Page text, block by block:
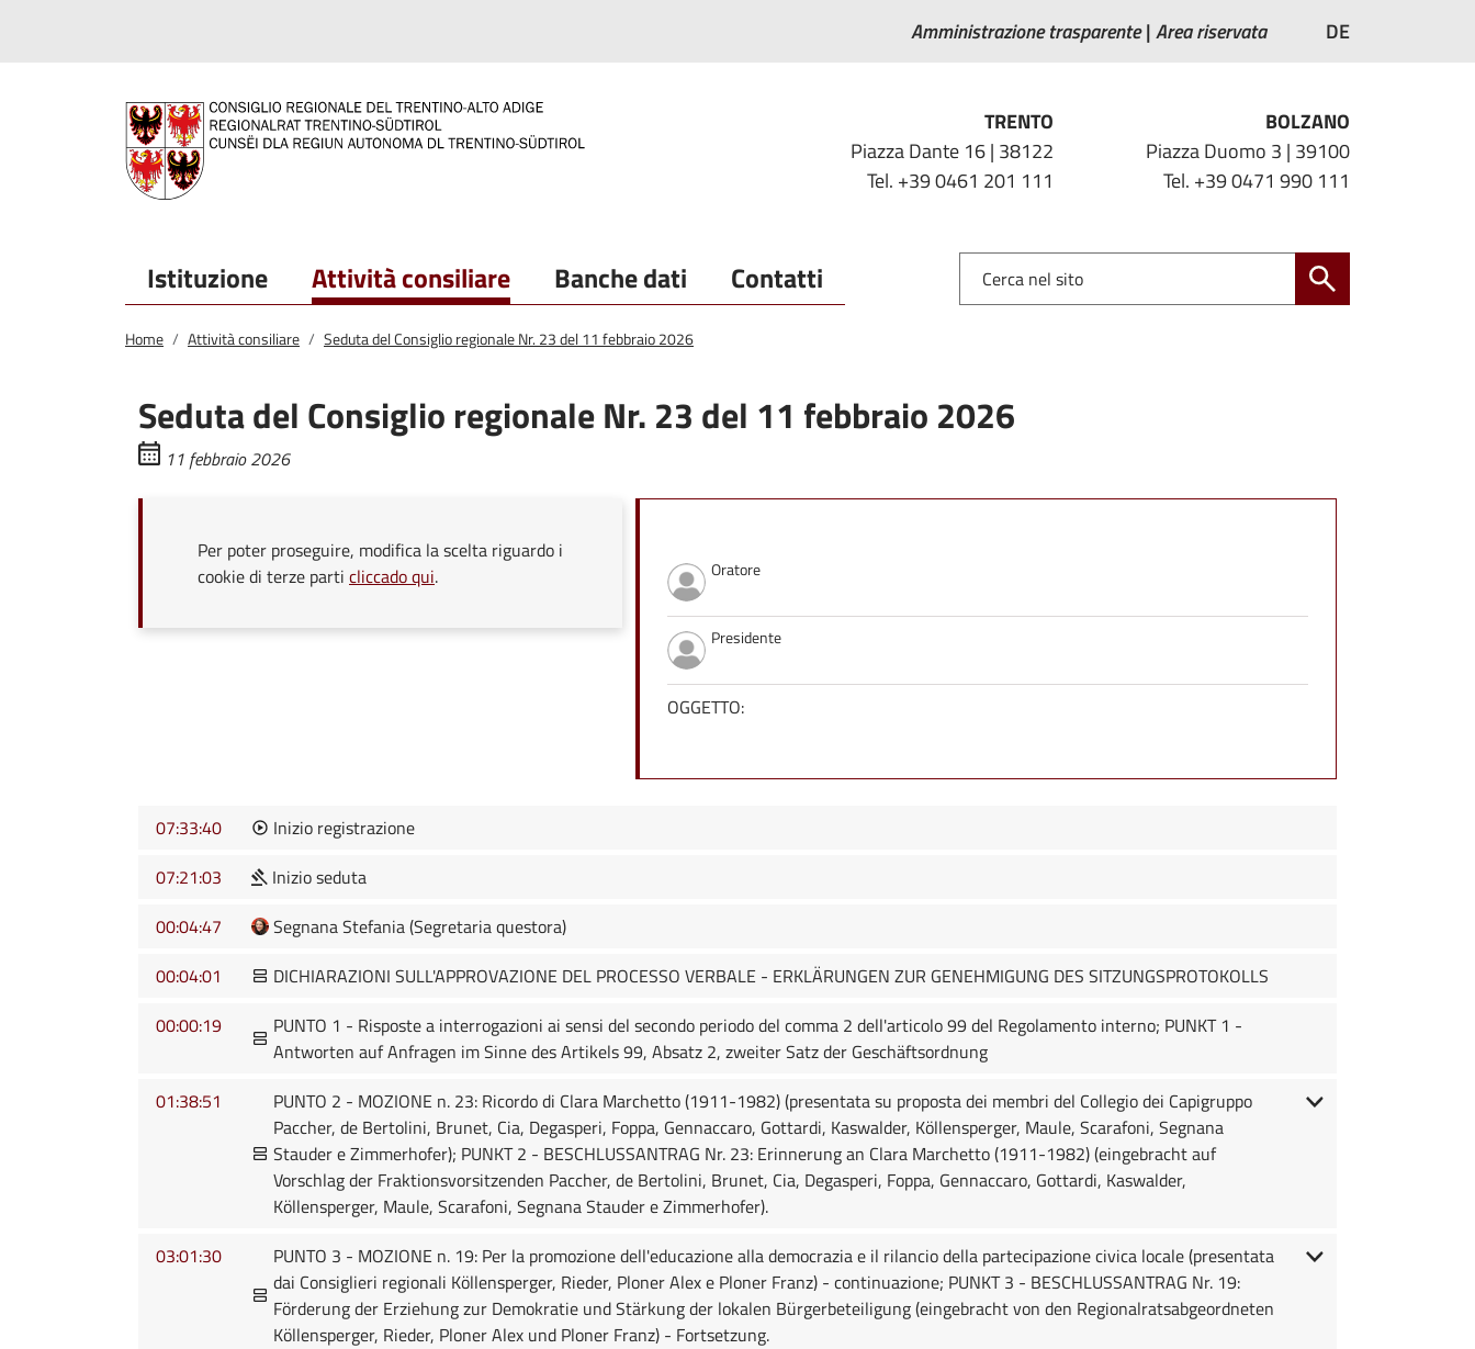
Amministrazione trasparente Area riservata DE
TRENTO
Piazza Dante 16 | 38122
Tel. +39 0461 201 111
BOLZANO
Piazza Duomo 3 | 39100
Tel. +39 0471 990 111
Istituzione Attività consiliare Banche dati Contatti
Home Attività consiliare Seduta del Consiglio regionale Nr. 23 del 11 febbraio 2026
Seduta del Consiglio regionale Nr. 23 del 11 febbraio 2026
11 febbraio 2026
Per poter proseguire, modifica la scelta riguardo i
cookie di terze parti cliccado qui. Oratore
Presidente
OGGETTO:
07:33:40
Inizio registrazione
07:21:03
Inizio seduta
00:04:47
Segnana Stefania (Segretaria questora)
00:04:01
DICHIARAZIONI SULL'APPROVAZIONE DEL PROCESSO VERBALE - ERKLÄRUNGEN ZUR GENEHMIGUNG DES SITZUNGSPROTOKOLLS
00:00:19
PUNTO 1 - Risposte a interrogazioni ai sensi del secondo periodo del comma 2 dell'articolo 99 del Regolamento interno; PUNKT 1 -
Antworten auf Anfragen im Sinne des Artikels 99, Absatz 2, zweiter Satz der Geschäftsordnung
01:38:51
PUNTO 2 - MOZIONE n. 23: Ricordo di Clara Marchetto (1911-1982) (presentata su proposta dei membri del Collegio dei Capigruppo
Paccher, de Bertolini, Brunet, Cia, Degasperi, Foppa, Gennaccaro, Gottardi, Kaswalder, Köllensperger, Maule, Scarafoni, Segnana
Stauder e Zimmerhofer); PUNKT 2 - BESCHLUSSANTRAG Nr. 23: Erinnerung an Clara Marchetto (1911-1982) (eingebracht auf
Vorschlag der Fraktionsvorsitzenden Paccher, de Bertolini, Brunet, Cia, Degasperi, Foppa, Gennaccaro, Gottardi, Kaswalder,
Köllensperger, Maule, Scarafoni, Segnana Stauder e Zimmerhofer).
03:01:30
PUNTO 3 - MOZIONE n. 19: Per la promozione dell'educazione alla democrazia e il rilancio della partecipazione civica locale (presentata
dai Consiglieri regionali Köllensperger, Rieder, Ploner Alex e Ploner Franz) - continuazione; PUNKT 3 - BESCHLUSSANTRAG Nr. 19:
Förderung der Erziehung zur Demokratie und Stärkung der lokalen Bürgerbeteiligung (eingebracht von den Regionalratsabgeordneten
Köllensperger, Rieder, Ploner Alex und Ploner Franz) - Fortsetzung.